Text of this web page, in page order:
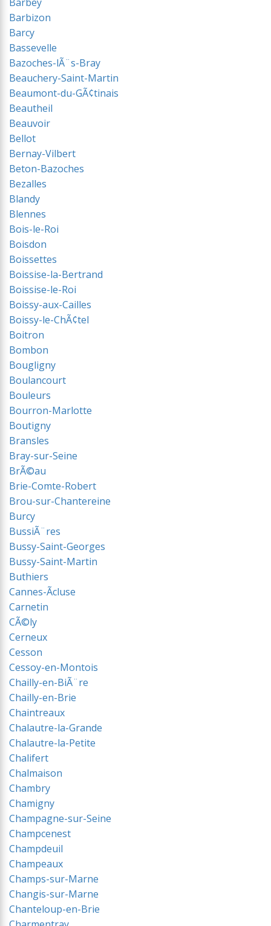
Barbizon
Barcy
Bassevelle
Bazoches-lÃ¨s-Bray
Beauchery-Saint-Martin
Beaumont-du-GÃ¢tinais
Beautheil
Beauvoir
Bellot
Bernay-Vilbert
Beton-Bazoches
Bezalles
Blandy
Blennes
Bois-le-Roi
Boisdon
Boissettes
Boissise-la-Bertrand
Boissise-le-Roi
Boissy-aux-Cailles
Boissy-le-ChÃ¢tel
Boitron
Bombon
Bougligny
Boulancourt
Bouleurs
Bourron-Marlotte
Boutigny
Bransles
Bray-sur-Seine
BrÃ©au
Brie-Comte-Robert
Brou-sur-Chantereine
Burcy
BussiÃ¨res
Bussy-Saint-Georges
Bussy-Saint-Martin
Buthiers
Cannes-Ãcluse
Carnetin
CÃ©ly
Cerneux
Cesson
Cessoy-en-Montois
Chailly-en-BiÃ¨re
Chailly-en-Brie
Chaintreaux
Chalautre-la-Grande
Chalautre-la-Petite
Chalifert
Chalmaison
Chambry
Chamigny
Champagne-sur-Seine
Champcenest
Champdeuil
Champeaux
Champs-sur-Marne
Changis-sur-Marne
Chanteloup-en-Brie